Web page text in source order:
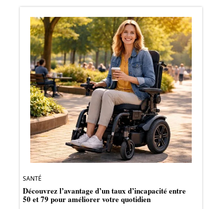
SANTÉ
Découvrez l’avantage d’un taux d’incapacité entre
50 et 79 pour améliorer votre quotidien